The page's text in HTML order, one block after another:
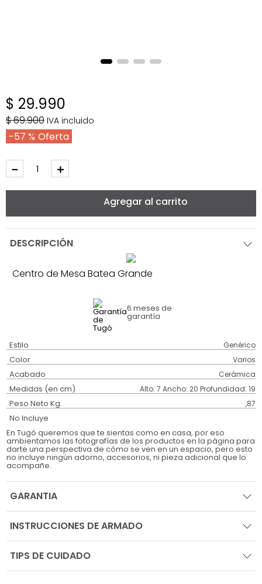
$ 29.990
$69.900 IVA incluido
57 %
＋
－
Agregar al carrito
DESCRIPCIÓN
Centro de Mesa Batea Grande
6 meses de
garantía
Estilo Genérico
Color Varios
Acabado Cerámica
Medidas (en cm) Alto: 7 Ancho: 20 Profundidad: 19
Peso Neto Kg. ,87
No Incluye
En Tugó queremos que te sientas como en casa, por eso
ambientamos las fotografías de los productos en la página para
darte una perspectiva de cómo se ven en un espacio, pero esto
no incluye ningún adorno, accesorios, ni pieza adicional que lo
acompañe.
GARANTIA
INSTRUCCIONES DE ARMADO
TIPS DE CUIDADO